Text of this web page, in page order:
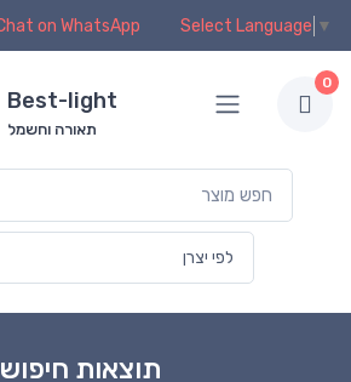
Select Language ▼
Best-light
תאורה וחשמל
0
תוצאות חיפוש